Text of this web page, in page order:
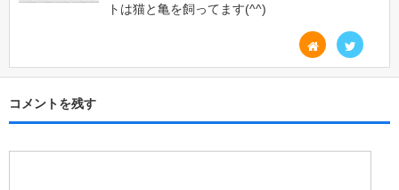
トは猫と亀を飼ってます(^^)
コメントを残す